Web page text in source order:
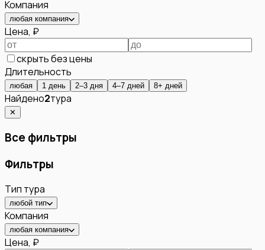
Компания
любая компания
Цена, ₽
скрыть без цены
Длительность
любая 1 день 2–3 дня 4–7 дней 8+ дней
Найдено2тура
✕
Все фильтры
Фильтры
Тип тура
любой тип
Компания
любая компания
Цена, ₽